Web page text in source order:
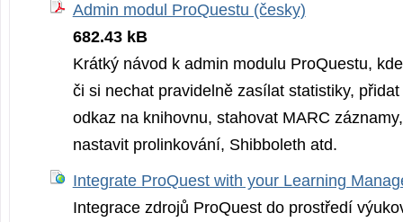
Admin modul ProQuestu (česky)
682.43 kB
Krátký návod k admin modulu ProQuestu,
či si nechat pravidelně zasílat statistiky,
odkaz na knihovnu, stahovat MARC
nastavit prolinkování, Shibboleth atd.
Integrate ProQuest with your Learning
Integrace zdrojů ProQuest do prostředí